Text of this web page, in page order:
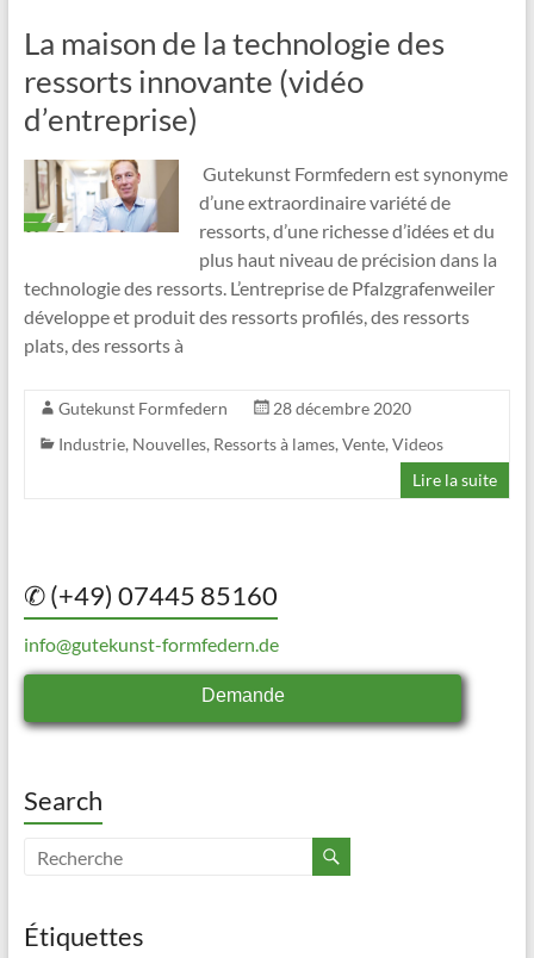
La maison de la technologie des
ressorts innovante (vidéo
d’entreprise)
Gutekunst Formfedern est synonyme
d’une extraordinaire variété de
ressorts, d’une richesse d’idées et du
plus haut niveau de précision dans la
technologie des ressorts. L’entreprise de Pfalzgrafenweiler
développe et produit des ressorts profilés, des ressorts
plats, des ressorts à
Gutekunst Formfedern
28 décembre 2020
Industrie, Nouvelles, Ressorts à lames, Vente, Videos
Lire la suite
✆ (+49) 07445 85160
info@gutekunst-formfedern.de
Demande
Search
Étiquettes